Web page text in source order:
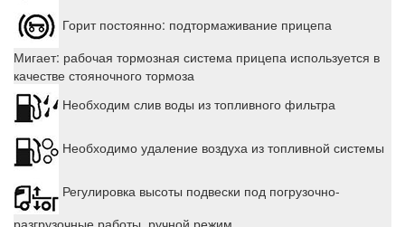
Горит постоянно: подтормаживание прицепа
Мигает: рабочая тормозная система прицепа используется в
качестве стояночного тормоза
Необходим слив воды из топливного фильтра
Необходимо удаление воздуха из топливной системы
Регулировка высоты подвески под погрузочно-